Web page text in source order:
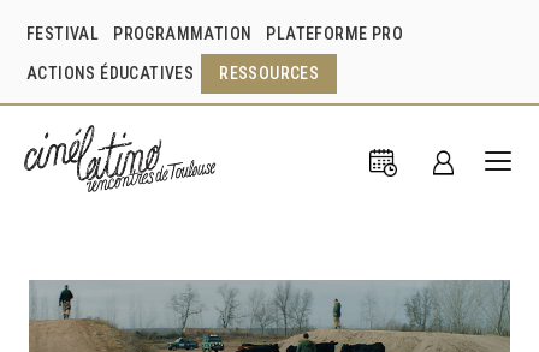
FESTIVAL PROGRAMMATION PLATEFORME PRO
ACTIONS ÉDUCATIVES RESSOURCES